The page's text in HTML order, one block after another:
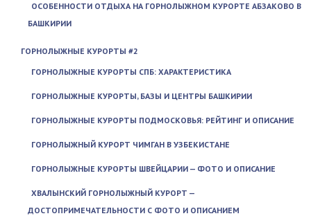
ОСОБЕННОСТИ ОТДЫХА НА ГОРНОЛЫЖНОМ КУРОРТЕ АБЗАКОВО В
БАШКИРИИ
ГОРНОЛЫЖНЫЕ КУРОРТЫ #2
ГОРНОЛЫЖНЫЕ КУРОРТЫ СПБ: ХАРАКТЕРИСТИКА
ГОРНОЛЫЖНЫЕ КУРОРТЫ, БАЗЫ И ЦЕНТРЫ БАШКИРИИ
ГОРНОЛЫЖНЫЕ КУРОРТЫ ПОДМОСКОВЬЯ: РЕЙТИНГ И ОПИСАНИЕ
ГОРНОЛЫЖНЫЙ КУРОРТ ЧИМГАН В УЗБЕКИСТАНЕ
ГОРНОЛЫЖНЫЕ КУРОРТЫ ШВЕЙЦАРИИ — ФОТО И ОПИСАНИЕ
ХВАЛЫНСКИЙ ГОРНОЛЫЖНЫЙ КУРОРТ —
ДОСТОПРИМЕЧАТЕЛЬНОСТИ С ФОТО И ОПИСАНИЕМ